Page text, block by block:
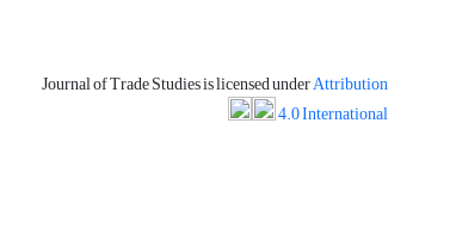
Journal of Trade Studies is licensed underAttribution
4.0 International